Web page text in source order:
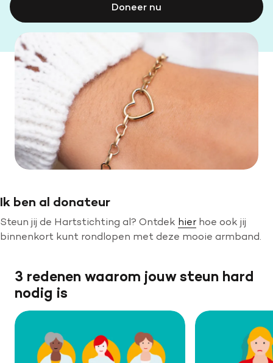
Doneer nu
Ik ben al donateur
Steun jij de Hartstichting al? Ontdek hier hoe ook jij
binnenkort kunt rondlopen met deze mooie armband.
3 redenen waarom jouw steun hard
nodig is